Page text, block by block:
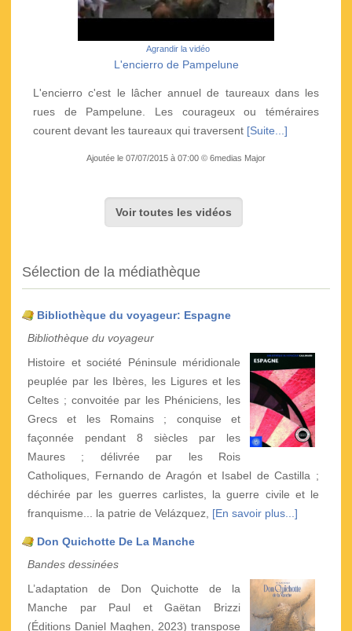
Agrandir la vidéo
L'encierro de Pampelune
L'encierro c'est le lâcher annuel de taureaux dans les
rues de Pampelune. Les courageux ou téméraires
courent devant les taureaux qui traversent [Suite...]
Ajoutée le 07/07/2015 à 07:00 © 6medias Major
Voir toutes les vidéos
Sélection de la médiathèque
Bibliothèque du voyageur: Espagne
Bibliothèque du voyageur
Histoire et société Péninsule méridionale
peuplée par les Ibères, les Ligures et les
Celtes ; convoitée par les Phéniciens, les
Grecs et les Romains ; conquise et
façonnée pendant 8 siècles par les
Maures ; délivrée par les Rois
Catholiques, Fernando de Aragón et Isabel de Castilla ;
déchirée par les guerres carlistes, la guerre civile et le
franquisme... la patrie de Velázquez, [En savoir plus...]
Don Quichotte De La Manche
Bandes dessinées
L’adaptation de Don Quichotte de la
Manche par Paul et Gaëtan Brizzi
(Éditions Daniel Maghen, 2023) transpose